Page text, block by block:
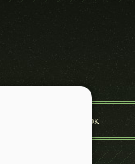
SÜTI BEÁLLÍTÁSOK